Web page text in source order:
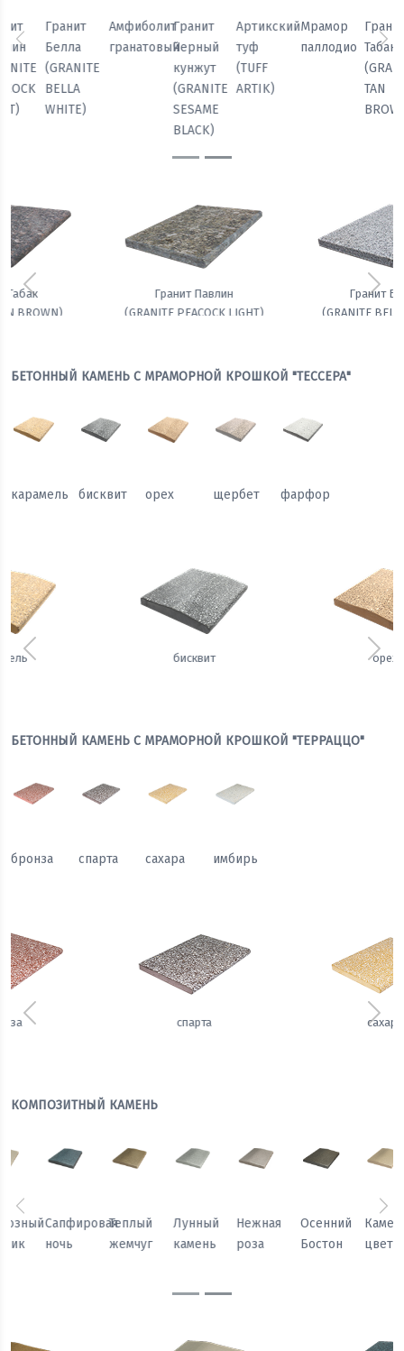
Мрамор
паллодио
Гранит
Табак
(GRANITE
BROWN)
Гранит
Павлин
(GRANITE
PEACOCK
LIGHT)
Гранит
Белла
(GRANITE
BELLA
WHITE)
Амфиболит
гранатовый
Гранит
Черный
кунжут
(GRANITE
SESAME
Предыдущий
(GRANITE BELLA WHITE)
Амфиболит гранатовый
Предыдущий
БЕТОННЫЙ КАМЕНЬ С МРАМОРНОЙ КРОШКОЙ "ТЕССЕРА"
карамель бисквит орех щербет фарфор
Предыдущий
БЕТОННЫЙ КАМЕНЬ С МРАМОРНОЙ КРОШКОЙ "ТЕРРАЦЦО"
бронза спарта сахара имбирь
Предыдущий
КОМПОЗИТНЫЙ КАМЕНЬ
Осенний
Бостон
Каменный
цветок
Песчаный
камень
Морозный
персик
Сапфировая
ночь
Теплый
жемчуг
Предыдущий